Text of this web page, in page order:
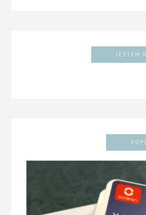
JESTEM